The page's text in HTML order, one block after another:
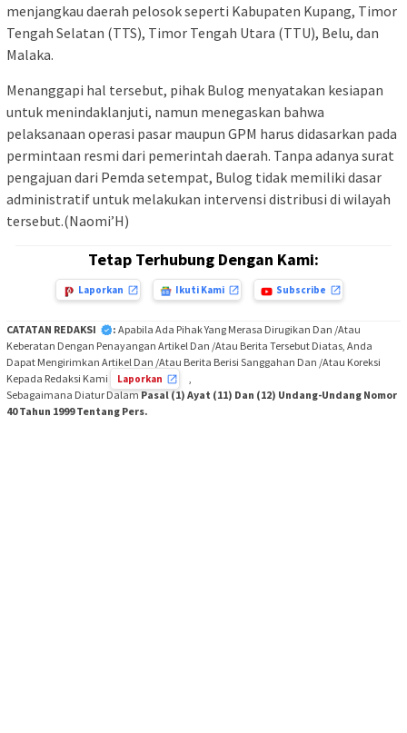
menjangkau daerah pelosok seperti Kabupaten Kupang, Timor
Tengah Selatan (TTS), Timor Tengah Utara (TTU), Belu, dan
Malaka.
Menanggapi hal tersebut, pihak Bulog menyatakan kesiapan
untuk menindaklanjuti, namun menegaskan bahwa
pelaksanaan operasi pasar maupun GPM harus didasarkan pada
permintaan resmi dari pemerintah daerah. Tanpa adanya surat
pengajuan dari Pemda setempat, Bulog tidak memiliki dasar
administratif untuk melakukan intervensi distribusi di wilayah
tersebut.(Naomi’H)
Tetap Terhubung Dengan Kami:
Laporkan Ikuti Kami Subscribe
CATATAN REDAKSI : Apabila Ada Pihak Yang Merasa Dirugikan Dan /Atau
Keberatan Dengan Penayangan Artikel Dan /Atau Berita Tersebut Diatas, Anda
Dapat Mengirimkan Artikel Dan /Atau Berita Berisi Sanggahan Dan /Atau Koreksi
Kepada Redaksi Kami
Laporkan
,
Sebagaimana Diatur DalamPasal (1) Ayat (11) Dan (12) Undang-Undang Nomor
40 Tahun 1999 Tentang Pers.